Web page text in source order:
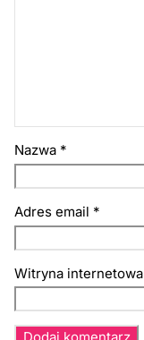
Nazwa *
Adres email *
Witryna internetowa